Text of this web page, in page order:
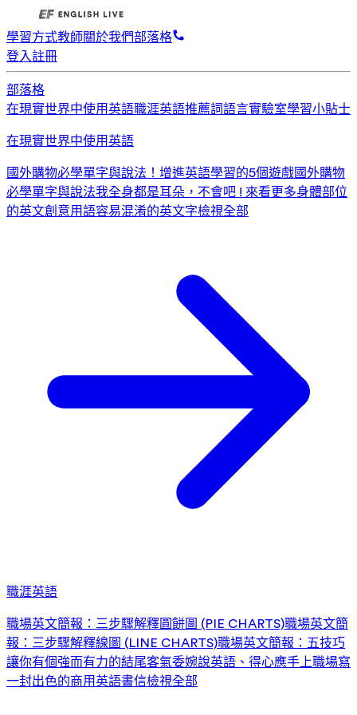
學習方式教師關於我們部落格
登入註冊
部落格
在現實世界中使用英語職涯英語推薦詞語言實驗室學習小貼士
在現實世界中使用英語
國外購物必學單字與說法！ 增進英語學習的5個遊戲國外購物
必學單字與說法我全身都是耳朵，不會吧 ! 來看更多身體部位
的英文創意用語容易混淆的英文字檢視全部
職涯英語
職場英文簡報：三步驟解釋圓餅圖 (PIE CHARTS)職場英文簡
報：三步驟解釋線圖 (LINE CHARTS)職場英文簡報：五技巧
讓你有個強而有力的結尾客氣委婉說英語、得心應手上職場寫
一封出色的商用英語書信檢視全部